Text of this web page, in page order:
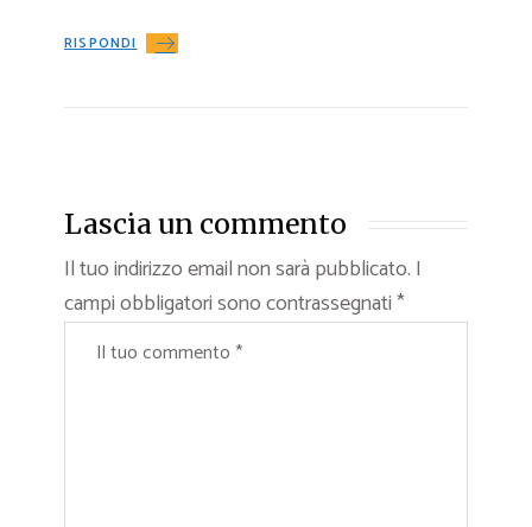
RISPONDI
Lascia un commento
Il tuo indirizzo email non sarà pubblicato. I
campi obbligatori sono contrassegnati*